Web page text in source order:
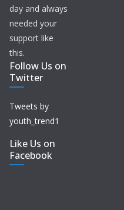
day and always
needed your
support like
this.
Follow Us on
Twitter
Tweets by
youth_trend1
Like Us on
Facebook